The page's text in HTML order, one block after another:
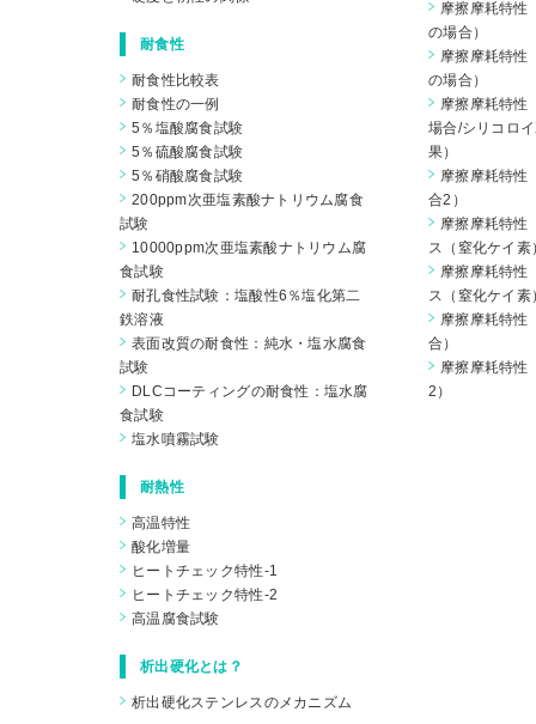
耐食性
耐食性比較表
耐食性の一例
5％塩酸腐食試験
5％硫酸腐食試験
5％硝酸腐食試験
200ppm次亜塩素酸ナトリウム腐食
試験
10000ppm次亜塩素酸ナトリウム腐
食試験
耐孔食性試験：塩酸性6％塩化第二
鉄溶液
表面改質の耐食性：純水・塩水腐食
試験
DLCコーティングの耐食性：塩水腐
食試験
塩水噴霧試験
耐熱性
高温特性
酸化増量
ヒートチェック特性-1
ヒートチェック特性-2
高温腐食試験
析出硬化とは？
析出硬化ステンレスのメカニズム
摩擦摩耗特性
の場合）
摩擦摩耗特性
の場合）
摩擦摩耗特性
場合/シリコロ
果）
摩擦摩耗特性
合2）
摩擦摩耗特性
ス（窒化ケイ素
摩擦摩耗特性
ス（窒化ケイ
摩擦摩耗特性
合）
摩擦摩耗特性
2）